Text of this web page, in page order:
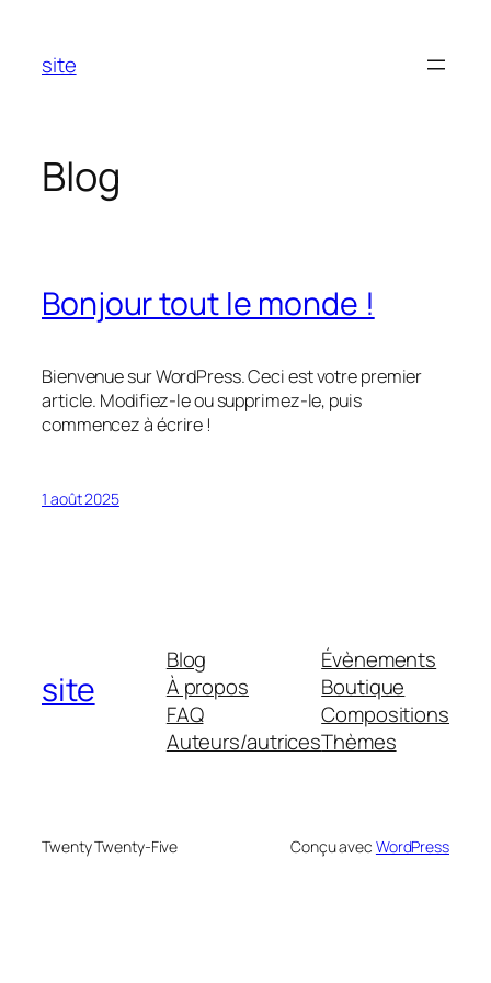
contenu
site
Blog
Bonjour tout le monde !
Bienvenue sur WordPress. Ceci est votre premier
article. Modifiez-le ou supprimez-le, puis
commencez à écrire !
1 août 2025
site
Blog
À propos
FAQ
Auteurs/autrices
Évènements
Boutique
Compositions
Thèmes
Twenty Twenty-Five Conçu avec WordPress